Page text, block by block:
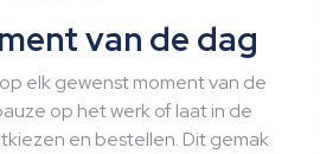
van de dag
elk gewenst moment van de
op het werk of laat in de
en bestellen. Dit gemak